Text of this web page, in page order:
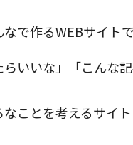
で作るWEBサイトで
らいいな」「こんな
ことを考えるサイ